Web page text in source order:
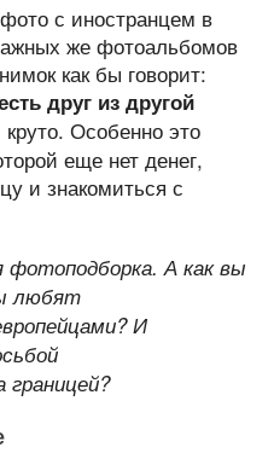
с иностранцем в
же фотоальбомов
как бы говорит:
друг из другой
Особенно это
еще нет денег,
и знакомиться с
фотоподборка. А как вы
любят
И